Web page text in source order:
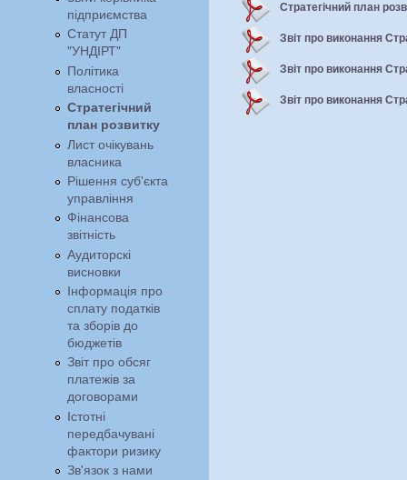
підприємства
Статут ДП
"УНДІРТ"
Політика
власності
Стратегічний
план розвитку
Лист очікувань
власника
Рішення суб'єкта
управління
Фінансова
звітність
Аудиторскі
висновки
Інформація про
сплату податків
та зборів до
бюджетів
Звіт про обсяг
платежів за
договорами
Істотні
передбачувані
фактори ризику
Зв'язок з нами
Стратегічний план
Звіт про виконання
Звіт про виконання
Звіт про виконання